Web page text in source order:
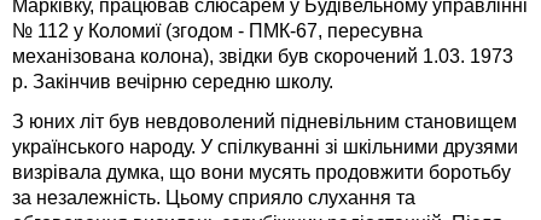
Марківку, працював слюсарем у Будівельному управлінні
№ 112 у Коломиї (згодом - ПМК-67, пересувна
механізована колона), звідки був скорочений 1.03. 1973
р. Закінчив вечірню середню школу.
З юних літ був невдоволений підневільним становищем
українського народу. У спілкуванні зі шкільними друзями
визрівала думка, що вони мусять продовжити боротьбу
за незалежність. Цьому сприяло слухання та